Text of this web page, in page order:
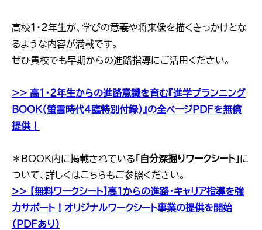
高校1・2年生が、学びの意義や将来像を描くきっかけとな
るような内容が満載です。
ぜひ貴校でも早期からの進路指導にご活用ください。
>> 高1・2年生からの進路意識を育む『進学プランニング
BOOK（螢雪時代4臨特別付録）』の全ページPDFを無償
提供！
＊BOOK内に掲載されている 「自分深掘りワークシート」に
ついて、詳しくはこちらもご参照ください。
>> 【無料ワークシート】高1からの進路・キャリア指導を強
力サポート！オリジナルワークシート事業の提供を開始
（PDFあり）